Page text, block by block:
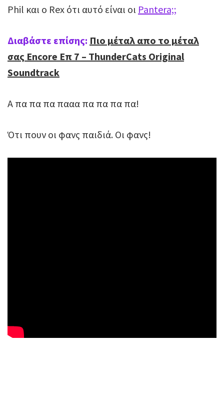
Phil και ο Rex ότι αυτό είναι οι Pantera;;
Διαβάστε επίσης: Πιο μέταλ απο το μέταλ
σας Encore Επ 7 – ThunderCats Original
Soundtrack
Α πα πα πα πααα πα πα πα πα!
Ότι πουν οι φανς παιδιά. Οι φανς!